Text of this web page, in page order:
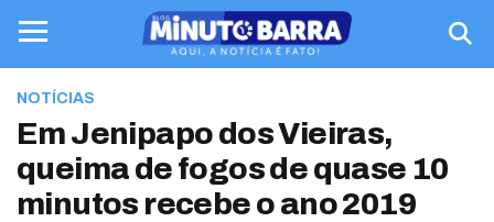
NOTÍCIAS
Em Jenipapo dos Vieiras,
queima de fogos de quase 10
minutos recebe o ano 2019